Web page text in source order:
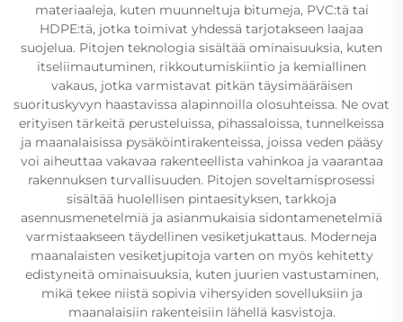
materiaaleja, kuten muunneltuja bitumeja, PVC:tä tai
HDPE:tä, jotka toimivat yhdessä tarjotakseen laajaa
suojelua. Pitojen teknologia sisältää ominaisuuksia, kuten
itseliimautuminen, rikkoutumiskiintio ja kemiallinen
vakaus, jotka varmistavat pitkän täysimääräisen
suorituskyvyn haastavissa alapinnoilla olosuhteissa. Ne ovat
erityisen tärkeitä perusteluissa, pihassaloissa, tunnelkeissa
ja maanalaisissa pysäköintirakenteissa, joissa veden pääsy
voi aiheuttaa vakavaa rakenteellista vahinkoa ja vaarantaa
rakennuksen turvallisuuden. Pitojen soveltamisprosessi
sisältää huolellisen pintaesityksen, tarkkoja
asennusmenetelmiä ja asianmukaisia sidontamenetelmiä
varmistaakseen täydellinen vesiketjukattaus. Moderneja
maanalaisten vesiketjupitoja varten on myös kehitetty
edistyneitä ominaisuuksia, kuten juurien vastustaminen,
mikä tekee niistä sopivia vihersyiden sovelluksiin ja
maanalaisiin rakenteisiin lähellä kasvistoja.